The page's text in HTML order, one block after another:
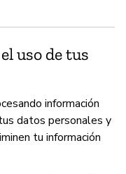
uso de tus
información
datos personales y
tu información